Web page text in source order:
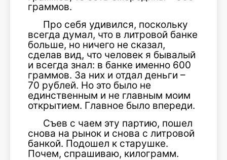
граммов.
Про себя удивился, поскольку
всегда думал, что в литровой банке
больше, но ничего не сказал,
сделав вид, что человек я бывалый
и всегда знал: в банке именно 600
граммов. За них и отдал деньги –
70 рублей. Но это было не
единственным и не главным моим
открытием. Главное было впереди.
Съев с чаем эту партию, пошел
снова на рынок и снова с литровой
банкой. Подошел к старушке.
Почем, спрашиваю, килограмм.